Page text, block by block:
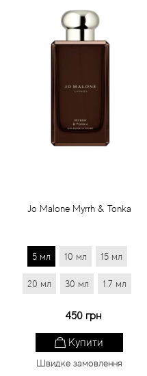
Jo Malone Myrrh & Tonka
5 мл 10 мл 15 мл
20 мл 30 мл 1.7 мл
450 грн
Купити
Швидке замовлення